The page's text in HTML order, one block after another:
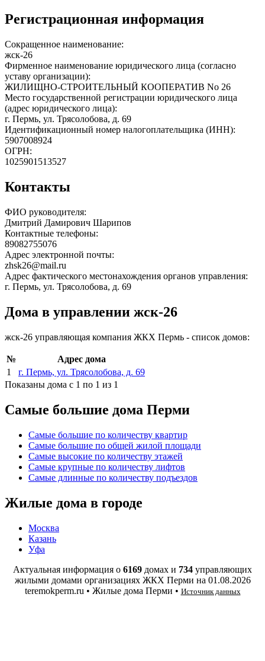
Регистрационная информация
Сокращенное наименование:
жск-26
Фирменное наименование юридического лица (согласно
уставу организации):
ЖИЛИЩНО-СТРОИТЕЛЬНЫЙ КООПЕРАТИВ No 26
Место государственной регистрации юридического лица
(адрес юридического лица):
г. Пермь, ул. Трясолобова, д. 69
Идентификационный номер налогоплательщика (ИНН):
5907008924
ОГРН:
1025901513527
Контакты
ФИО руководителя:
Дмитрий Дамирович Шарипов
Контактные телефоны:
89082755076
Адрес электронной почты:
zhsk26@mail.ru
Адрес фактического местонахождения органов управления:
г. Пермь, ул. Трясолобова, д. 69
Дома в управлении жск-26
жск-26 управляющая компания ЖКХ Пермь - список домов:
№
Адрес дома
1
г. Пермь, ул. Трясолобова, д. 69
Показаны дома с 1 по 1 из 1
Самые большие дома Перми
Самые большие по количеству квартир
Самые большие по общей жилой площади
Самые высокие по количеству этажей
Самые крупные по количеству лифтов
Самые длинные по количеству подъездов
Жилые дома в городе
Москва
Казань
Уфа
Актуальная информация о 6169 домах и 734 управляющих
жилыми домами организациях ЖКХ Перми на 01.08.2026
teremokperm.ru • Жилые дома Перми • Источник данных